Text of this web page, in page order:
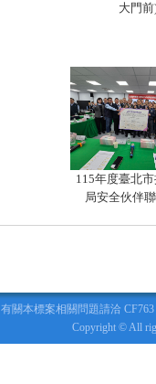
大門前
115年度臺北
局安全伙伴
有關本標案相關問題請洽
Copyright © All